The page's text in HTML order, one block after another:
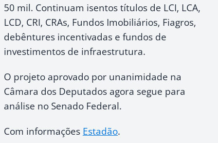
50 mil. Continuam isentos títulos de LCI, LCA,
LCD, CRI, CRAs, Fundos Imobiliários, Fiagros,
debêntures incentivadas e fundos de
investimentos de infraestrutura.
O projeto aprovado por unanimidade na
Câmara dos Deputados agora segue para
análise no Senado Federal.
Com informações Estadão.